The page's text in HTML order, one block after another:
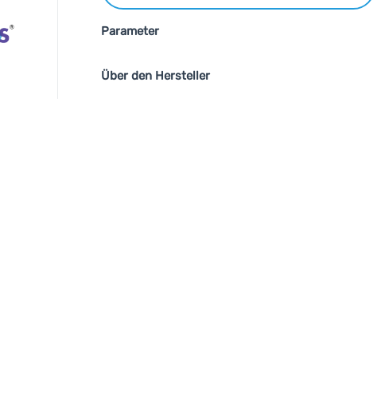
Parameter
Über den Hersteller